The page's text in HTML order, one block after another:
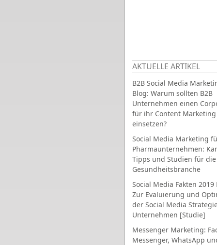
AKTUELLE ARTIKEL
B2B Social Media
Blog: Warum sollten B2B
Unternehmen einen
für ihr Content Marketing
einsetzen?
Social Media Marketing
Pharmaunternehmen:
Tipps und Studien für die
Gesundheitsbranche
Social Media Fakten 2019
Zur Evaluierung und
der Social Media
Unternehmen [Studie]
Messenger Marketing:
Messenger, WhatsApp